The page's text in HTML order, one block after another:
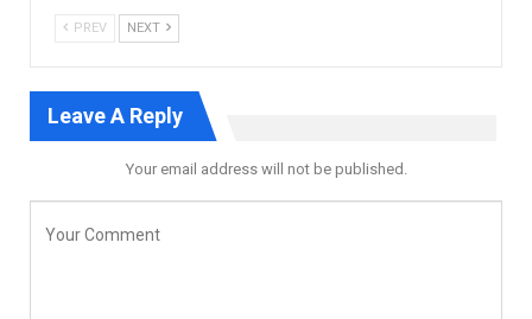
PREV NEXT
Leave A Reply
Your email address will not be published.